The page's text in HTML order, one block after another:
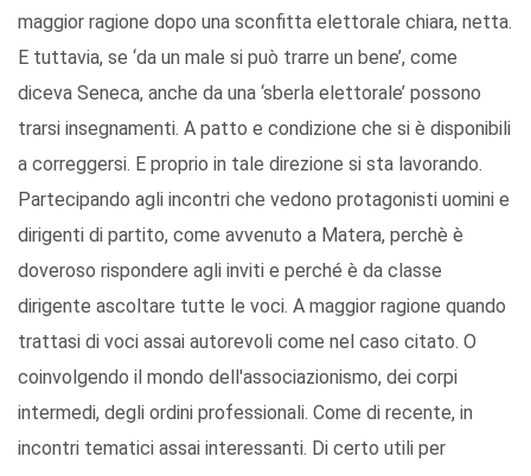
maggior ragione dopo una sconfitta elettorale chiara, netta.
E tuttavia, se ‘da un male si può trarre un bene’, come
diceva Seneca, anche da una ‘sberla elettorale’ possono
trarsi insegnamenti. A patto e condizione che si è disponibili
a correggersi. E proprio in tale direzione si sta lavorando.
Partecipando agli incontri che vedono protagonisti uomini e
dirigenti di partito, come avvenuto a Matera, perchè è
doveroso rispondere agli inviti e perché è da classe
dirigente ascoltare tutte le voci. A maggior ragione quando
trattasi di voci assai autorevoli come nel caso citato. O
coinvolgendo il mondo dell'associazionismo, dei corpi
intermedi, degli ordini professionali. Come di recente, in
incontri tematici assai interessanti. Di certo utili per